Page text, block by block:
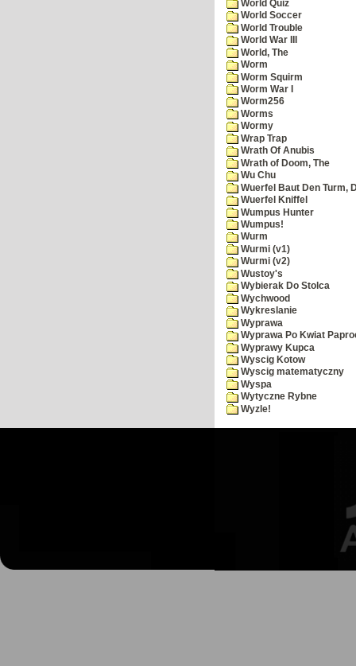
World Quiz
World Soccer
World Trouble
World War III
World, The
Worm
Worm Squirm
Worm War I
Worm256
Worms
Wormy
Wrap Trap
Wrath Of Anubis
Wrath of Doom, The
Wu Chu
Wuerfel Baut Den Turm,
Wuerfel Kniffel
Wumpus Hunter
Wumpus!
Wurm
Wurmi (v1)
Wurmi (v2)
Wustoy's
Wybierak Do Stolca
Wychwood
Wykreslanie
Wyprawa
Wyprawa Po Kwiat
Wyprawy Kupca
Wyscig Kotow
Wyscig matematyczny
Wyspa
Wytyczne Rybne
Wyzle!